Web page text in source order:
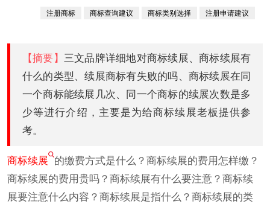
注册商标 商标查询建议 商标类别选择 注册申请建议
【摘要】 三文品牌详细地对商标续展、商标续展有
什么的类型、续展商标有失败的吗、商标续展在同
一个商标能续展几次、同一个商标的续展次数是多
少等进行介绍，主要是为给商标续展老板提供参
考。
商标续展
的缴费方式是什么？商标续展的费用怎样缴？
商标续展的费用贵吗？商标续展有什么要注意？商标续
展要注意什么内容？商标续展是指什么？商标续展的类